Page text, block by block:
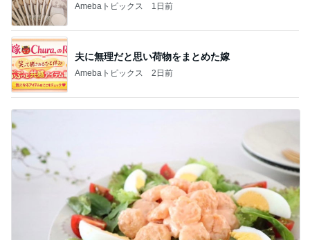
Amebaトピックス 1日前
夫に無理だと思い荷物をまとめた嫁
Amebaトピックス 2日前